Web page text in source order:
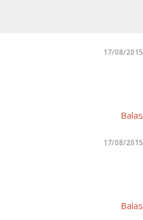
17/08/2015
Balas
17/08/2015
Balas